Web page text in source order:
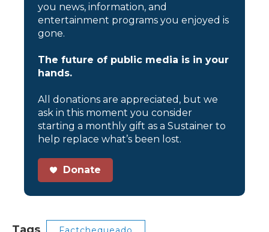
you news, information, and
entertainment programs you enjoyed is
gone.
The future of public media is in your
hands.
All donations are appreciated, but we
ask in this moment you consider
starting a monthly gift as a Sustainer to
help replace what’s been lost.
Donate